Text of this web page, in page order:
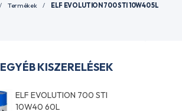
Termékek ELF EVOLUTION 700 STI 10W40 5L
EGYÉB KISZERELÉSEK
ELF EVOLUTION 700 STI
10W40 60L